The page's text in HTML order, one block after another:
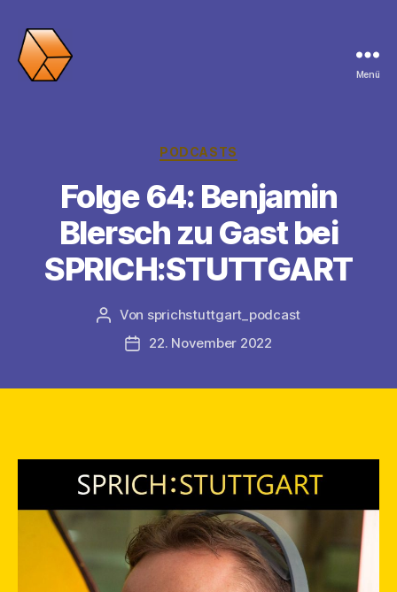
Menü
Kategorien
PODCASTS
Folge 64: Benjamin
Blersch zu Gast bei
SPRICH:STUTTGART
Beitragsautor
Von sprichstuttgart_podcast
Veröffentlichungsdatum
22. November 2022